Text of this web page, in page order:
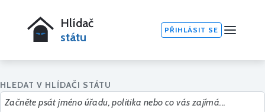
Hlídač
státu
PŘIHLÁSIT SE
HLEDAT V HLÍDAČI STÁTU